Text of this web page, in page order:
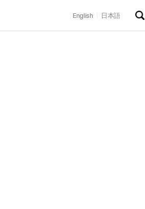
English 日本語
검